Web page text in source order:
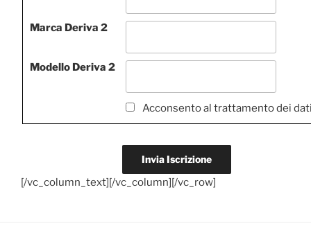
Marca Deriva 2
Modello Deriva 2
Acconsento al trattamento dei
[/vc_column_text][/vc_column][/vc_row]